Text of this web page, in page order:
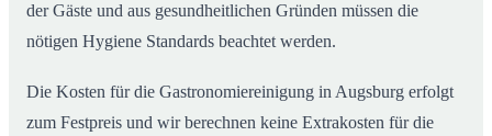
der Gäste und aus gesundheitlichen Gründen müssen die
nötigen Hygiene Standards beachtet werden.
Die Kosten für die Gastronomiereinigung in Augsburg erfolgt
zum Festpreis und wir berechnen keine Extrakosten für die